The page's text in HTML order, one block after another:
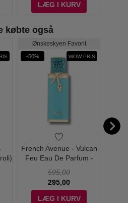
LÆG I KURV
købte også
Ønskeskyen Favorit
-50% WOW PRIS
French Avenue - Vulcan
Feu Eau De Parfum -
595,00
295,00
LÆG I KURV